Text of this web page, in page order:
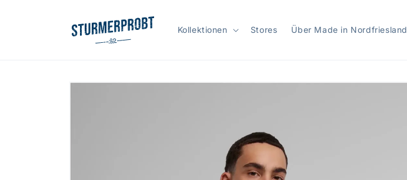
Kollektionen Stores Über Made in Nordfriesland